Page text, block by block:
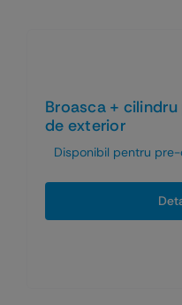
Broasca +
de exterior
Disponibil pentru